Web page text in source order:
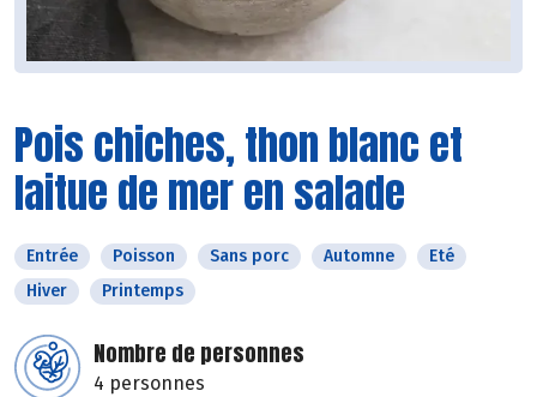
Pois chiches, thon blanc et
laitue de mer en salade
Entrée Poisson Sans porc Automne
Eté
Hiver
Printemps
Nombre de personnes
4 personnes